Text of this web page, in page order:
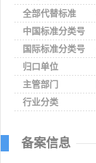
全部代替标准
中国标准分类号
国际标准分类号
归口单位
主管部门
行业分类
备案信息